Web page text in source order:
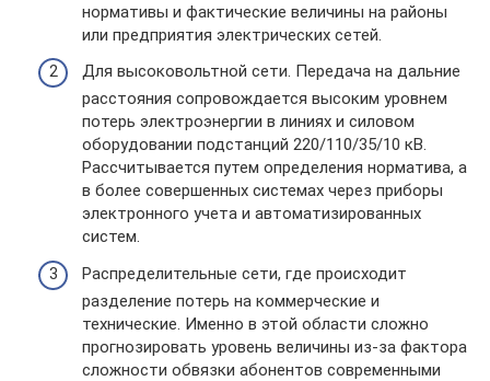
нормативы и фактические величины на районы
или предприятия электрических сетей.
Для высоковольтной сети. Передача на дальние
расстояния сопровождается высоким уровнем
потерь электроэнергии в линиях и силовом
оборудовании подстанций 220/110/35/10 кВ.
Рассчитывается путем определения норматива, а
в более совершенных системах через приборы
электронного учета и автоматизированных
систем.
Распределительные сети, где происходит
разделение потерь на коммерческие и
технические. Именно в этой области сложно
прогнозировать уровень величины из-за фактора
сложности обвязки абонентов современными